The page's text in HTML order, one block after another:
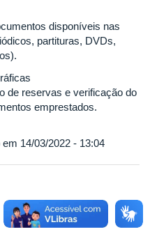
disponíveis nas
partituras, DVDs,
de reservas e verificação do
emprestados.
14/03/2022 - 13:04